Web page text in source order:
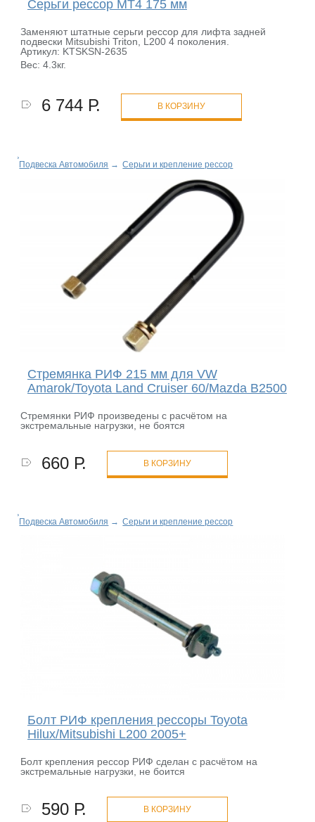
Серьги рессор MT4 175 мм
Заменяют штатные серьги рессор для лифта задней
подвески Mitsubishi Triton, L200 4 поколения.
Артикул: KTSKSN-2635
Вес: 4.3кг.
6 744 Р. В КОРЗИНУ
Подвеска Автомобиля → Серьги и крепление рессор
Стремянка РИФ 215 мм для VW
Amarok/Toyota Land Cruiser 60/Mazda B2500
Cтремянки РИФ произведены с расчётом на
экстремальные нагрузки, не боятся
660 Р. В КОРЗИНУ
Подвеска Автомобиля → Серьги и крепление рессор
Болт РИФ крепления рессоры Toyota
Hilux/Mitsubishi L200 2005+
Болт крепления рессор РИФ сделан с расчётом на
экстремальные нагрузки, не боится
590 Р. В КОРЗИНУ